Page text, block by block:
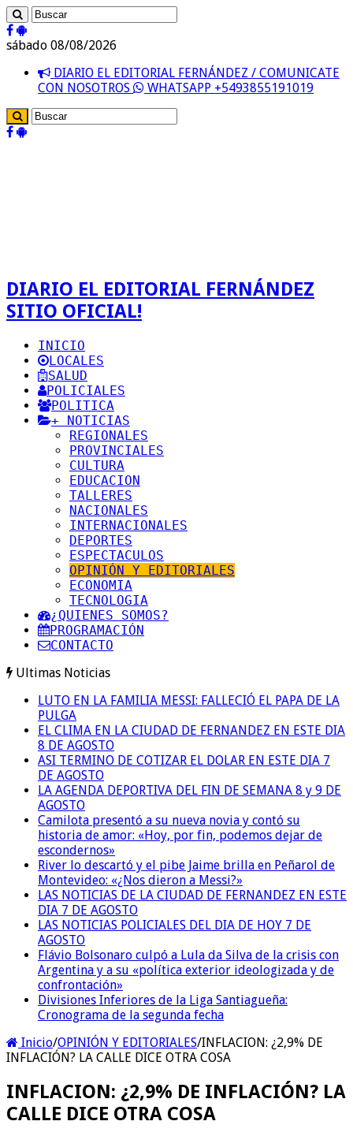
sábado 08/08/2026
DIARIO EL EDITORIAL FERNÁNDEZ / COMUNICATE
CON NOSOTROS
WHATSAPP +5493855191019
DIARIO EL EDITORIAL FERNÁNDEZ
SITIO OFICIAL!
INICIO
LOCALES
SALUD
POLICIALES
POLITICA
+ NOTICIAS
REGIONALES
PROVINCIALES
CULTURA
EDUCACION
TALLERES
NACIONALES
INTERNACIONALES
DEPORTES
ESPECTACULOS
OPINIÓN Y EDITORIALES
ECONOMIA
TECNOLOGIA
¿QUIENES SOMOS?
PROGRAMACIÓN
CONTACTO
Ultimas Noticias
LUTO EN LA FAMILIA MESSI: FALLECIÓ EL PAPA DE LA
PULGA
EL CLIMA EN LA CIUDAD DE FERNANDEZ EN ESTE DIA
8 DE AGOSTO
ASI TERMINO DE COTIZAR EL DOLAR EN ESTE DIA 7
DE AGOSTO
LA AGENDA DEPORTIVA DEL FIN DE SEMANA 8 y 9 DE
AGOSTO
Camilota presentó a su nueva novia y contó su
historia de amor: «Hoy, por fin, podemos dejar de
escondernos»
River lo descartó y el pibe Jaime brilla en Peñarol de
Montevideo: «¿Nos dieron a Messi?»
LAS NOTICIAS DE LA CIUDAD DE FERNANDEZ EN ESTE
DIA 7 DE AGOSTO
LAS NOTICIAS POLICIALES DEL DIA DE HOY 7 DE
AGOSTO
Flávio Bolsonaro culpó a Lula da Silva de la crisis con
Argentina y a su «política exterior ideologizada y de
confrontación»
Divisiones Inferiores de la Liga Santiagueña:
Cronograma de la segunda fecha
Inicio/OPINIÓN Y EDITORIALES/INFLACION: ¿2,9% DE
INFLACIÓN? LA CALLE DICE OTRA COSA
INFLACION: ¿2,9% DE INFLACIÓN? LA
CALLE DICE OTRA COSA